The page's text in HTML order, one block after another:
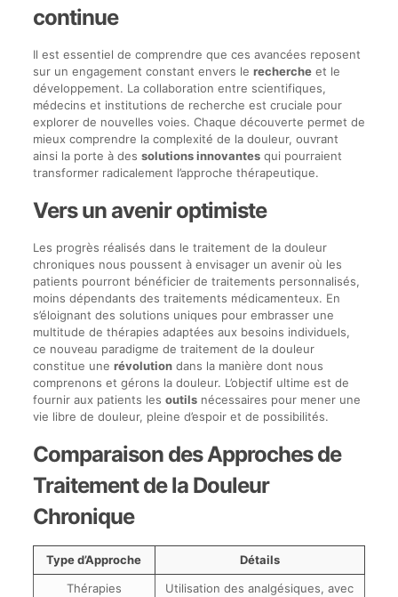
continue
Il est essentiel de comprendre que ces avancées reposent
sur un engagement constant envers le rechercheet le
développement. La collaboration entre scientifiques,
médecins et institutions de recherche est cruciale pour
explorer de nouvelles voies. Chaque découverte permet de
mieux comprendre la complexité de la douleur, ouvrant
ainsi la porte à des solutions innovantesqui pourraient
transformer radicalement l’approche thérapeutique.
Vers un avenir optimiste
Les progrès réalisés dans le traitement de la douleur
chroniques nous poussent à envisager un avenir où les
patients pourront bénéficier de traitements personnalisés,
moins dépendants des traitements médicamenteux. En
s’éloignant des solutions uniques pour embrasser une
multitude de thérapies adaptées aux besoins individuels,
ce nouveau paradigme de traitement de la douleur
constitue une révolutiondans la manière dont nous
comprenons et gérons la douleur. L’objectif ultime est de
fournir aux patients les outilsnécessaires pour mener une
vie libre de douleur, pleine d’espoir et de possibilités.
Comparaison des Approches de
Traitement de la Douleur
Chronique
Type d’Approche
Détails
Thérapies
Utilisation des analgésiques, avec